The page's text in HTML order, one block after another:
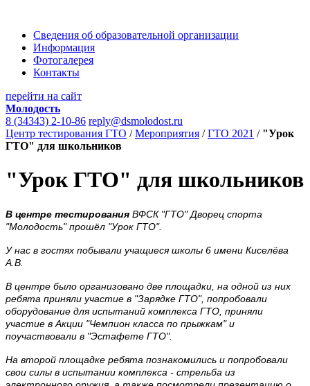
Сведения об образовательной организации
Информация
Фотогалерея
Контакты
перейти на сайт
Молодость
8 (34343) 2-10-86 reply@dsmolodost.ru
Центр тестирования ГТО /Мероприятия /ГТО 2021 / "Урок
ГТО" для школьников
"Урок ГТО" для школьников
В центре тестирования ВФСК "ГТО" Дворец спорта
"Молодость" прошёл "Урок ГТО".
У нас в гостях побывали учащиеся школы 6 имени Киселёва
А.В.
В центре было организовано две площадки, на одной из них
ребята приняли участие в "Зарядке ГТО", попробовали
оборудование для испытаний комплекса ГТО, приняли
участие в Акции "Чемпион класса по прыжкам" и
поучаствовали в "Эстафете ГТО".
На второй площадке ребята познакомились и попробовали
свои силы в испытании комплекса - стрельба из